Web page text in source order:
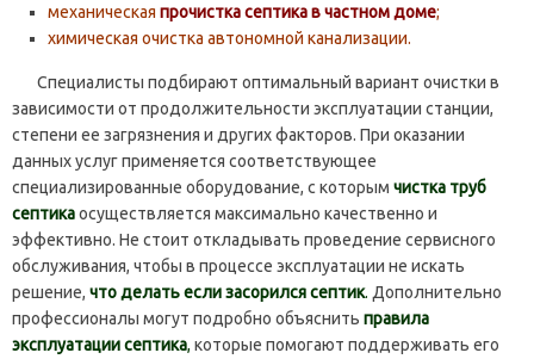
механическая прочистка септика в частном доме;
химическая очистка автономной канализации.
Специалисты подбирают оптимальный вариант очистки в
зависимости от продолжительности эксплуатации станции,
степени ее загрязнения и других факторов. При оказании
данных услуг применяется соответствующее
специализированные оборудование, с которым чистка труб
септикаосуществляется максимально качественно и
эффективно. Не стоит откладывать проведение сервисного
обслуживания, чтобы в процессе эксплуатации не искать
решение, что делать если засорился септик. Дополнительно
профессионалы могут подробно объяснить правила
эксплуатации септика, которые помогают поддерживать его